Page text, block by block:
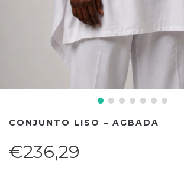
CONJUNTO LISO – AGBADA
€236,29